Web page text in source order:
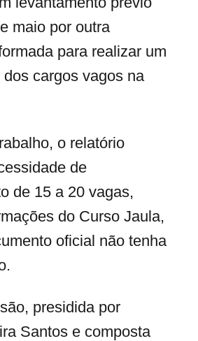
maio por outra
para realizar um
dos cargos vagos na
o relatório
de
de 15 a 20 vagas,
do Curso Jaula,
oficial não tenha
presidida por
Santos e composta